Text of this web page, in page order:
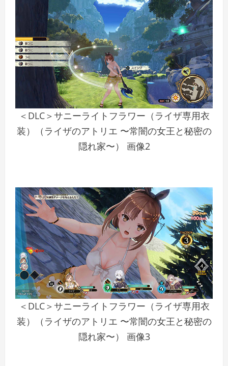
＜DLC＞サニーライトフラワー（ライザ専用衣
装）（ライザのアトリエ 〜常闇の女王と秘密の
隠れ家〜） 画像2
＜DLC＞サニーライトフラワー（ライザ専用衣
装）（ライザのアトリエ 〜常闇の女王と秘密の
隠れ家〜） 画像3